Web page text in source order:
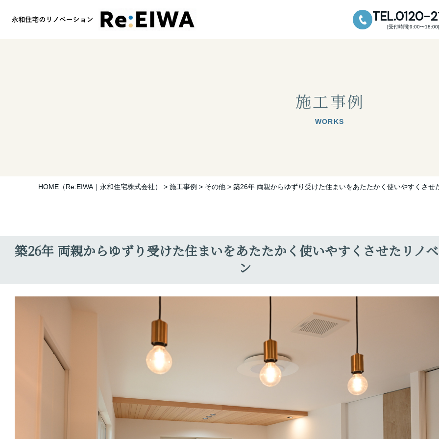
TEL.0120-
受付時間 9:00〜18:00
施工事例
WORKS
HOME （Re:EIWA｜永和住宅株式会社） > 施工事例 > その他 > 築26年 両親からゆずり受けた住まいをあたたかく使いやすくさせ
築26年 両親からゆずり受けた住まいをあたたかく使いやすくさせたリノ
ン